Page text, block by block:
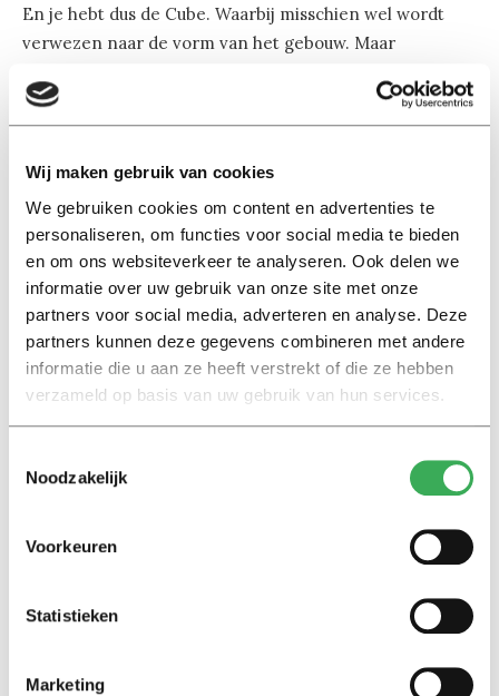
Wij maken gebruik van cookies
We gebruiken cookies om content en advertenties te
personaliseren, om functies voor social media te bieden
en om ons websiteverkeer te analyseren. Ook delen we
informatie over uw gebruik van onze site met onze
partners voor social media, adverteren en analyse. Deze
partners kunnen deze gegevens combineren met andere
informatie die u aan ze heeft verstrekt of die ze hebben
verzameld op basis van uw gebruik van hun services.
Noodzakelijk
Voorkeuren
Statistieken
Marketing
En je hebt dus de Cube. Waarbij misschien wel wordt
verwezen naar de vorm van het gebouw. Maar
genoemde projectgroep wilde het dus niet vertellen. Of
kon het niet.
gebouwen worden afgekort naar de eerste letter van
hun naam, zoals gebouw A, W, G en C. Ik herhaal, “en C”.
Waarmee we dus een probleem hebben voor de
neurotische student en medewerker die behoefte heeft
aan eenduidigheid, moi incluis. En Cobbenhagen draait
zich om in z’n graf als hij ontdekt dat hij zijn eerste
letter moet afstaan aan een vierkant blok beton en glas,
dus ook dat gaat niet gebeuren.
Nee, mij ontbreekt elke logica, maar ik hoop vooral dat
het gebouw. En anders hebben we altijd de sloopkogel